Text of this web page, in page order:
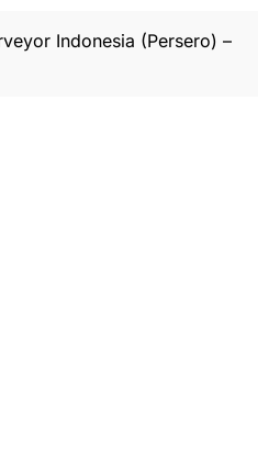
Indonesia (Persero) –